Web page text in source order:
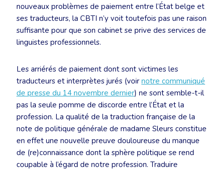
nouveaux problèmes de paiement entre l’État belge et
ses traducteurs, la CBTI n’y voit toutefois pas une raison
suffisante pour que son cabinet se prive des services de
linguistes professionnels.
Les arriérés de paiement dont sont victimes les
traducteurs et interprètes jurés (voir notre communiqué
de presse du 14 novembre dernier) ne sont semble-t-il
pas la seule pomme de discorde entre l’État et la
profession. La qualité de la traduction française de la
note de politique générale de madame Sleurs constitue
en effet une nouvelle preuve douloureuse du manque
de (re)connaissance dont la sphère politique se rend
coupable à l’égard de notre profession. Traduire